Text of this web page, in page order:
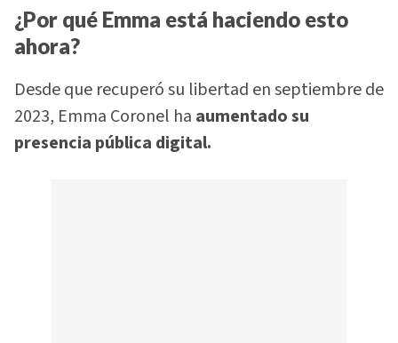
¿Por qué Emma está haciendo esto
ahora?
Desde que recuperó su libertad en septiembre de
2023, Emma Coronel ha aumentado su
presencia pública digital.